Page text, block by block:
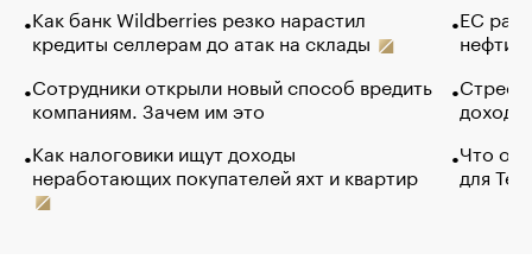
Как банк Wildberries резко нарастил
кредиты селлерам до атак на склады
Сотрудники открыли новый способ вредить
компаниям. Зачем им это
Как налоговики ищут доходы
неработающих покупателей яхт и квартир
ЕС
нефти
Что
для